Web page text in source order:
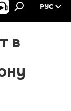
РУС
в